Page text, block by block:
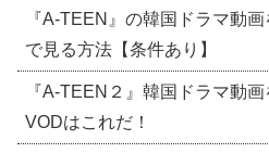
『A-TEEN』の韓国ドラマ動
で見る方法【条件あり】
『A-TEEN２』韓国ドラマ動
VODはこれだ！